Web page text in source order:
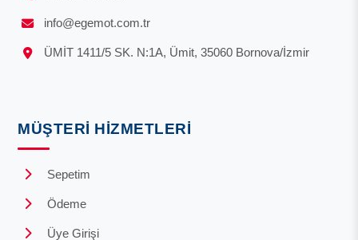
info@egemot.com.tr
ÜMİT 1411/5 SK. N:1A, Ümit, 35060 Bornova/İzmir
MÜŞTERI HIZMETLERI
Sepetim
Ödeme
Üye Girişi